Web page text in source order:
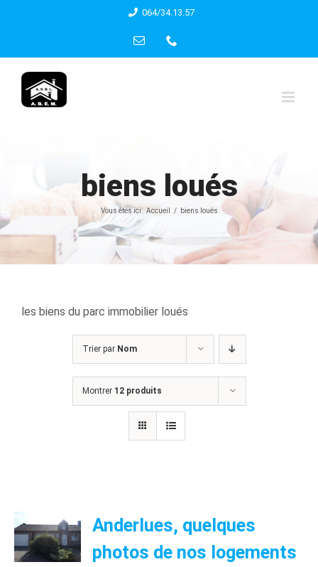
content
064/34.13.57
Email
biens loués
Vous êtes ici: Accueil biens loués
les biens du parc immobilier loués
Trier par Nom
Montrer 12 produits
Anderlues, quelques
photos de nos logements